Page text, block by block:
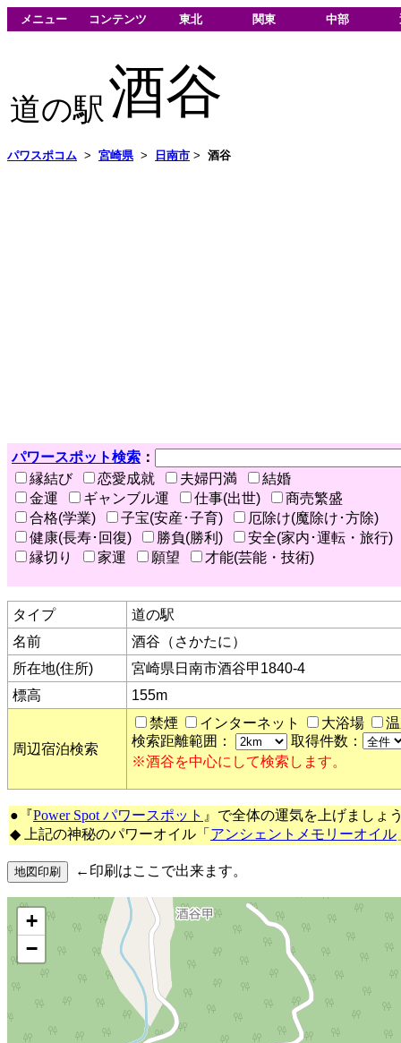
メニュー コンテンツ 東北 関東 中部
道の駅 酒谷
パワスポコム > 宮崎県> 日南市 > 酒谷
パワースポット検索 ：
縁結び
恋愛成就 夫婦円満
結婚
金運
ギャンブル運 仕事(出世)
商売繁盛
合格(学業)
子宝(安産･子育)
厄除け(魔除け･方除)
健康(長寿･回復)
勝負(勝利)
安全(家内･運転・旅行)
縁切り
家運 願望 才能(芸能・技術)
タイプ
道の駅
名前
酒谷（さかたに）
所在地(住所)
宮崎県日南市酒谷甲1840-4
標高
155m
周辺宿泊検索
禁煙 インターネット 大浴場
検索距離範囲：
取得件数：
※酒谷を中心にして検索します。
●『Power Spot パワースポット 』で全体の運気を上げましょ
◆ 上記の神秘のパワーオイル「 アンシェントメモリーオイル
←印刷はここで出来ます。
+
−